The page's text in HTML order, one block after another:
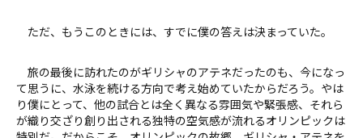
ただ、もうこのときには、すでに僕の答えは決まっていた。
旅の最後に訪れたのがギリシャのアテネだったのも、今になっ
て思うに、水泳を続ける方向で考え始めていたからだろう。やは
り僕にとって、他の試合とは全く異なる雰囲気や緊張感、それら
が織り交ざり創り出される独特の空気感が流れるオリンピックは